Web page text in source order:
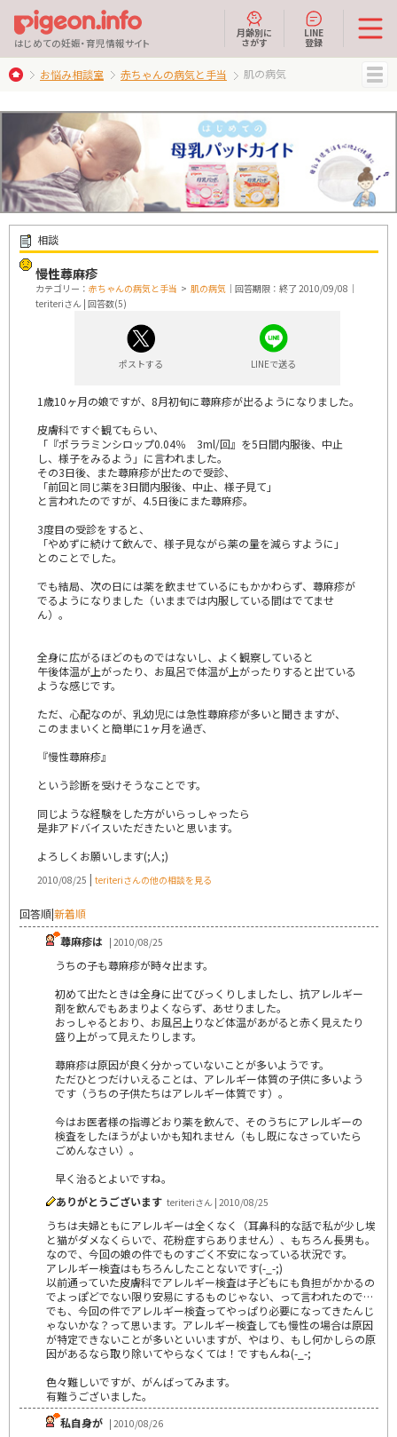
はじめての妊娠・育児情報サイト
月齢別に
さがす
LINE
登録
お悩み相談室 赤ちゃんの病気と手当 肌の病気
相談
慢性蕁麻疹
カテゴリー： 赤ちゃんの病気と手当 > 肌の病気 ｜回答期限：終了 2010/09/08｜
teriteriさん | 回答数(5)
ポストする LINEで送る
1歳10ヶ月の娘ですが、8月初旬に蕁麻疹が出るようになりました。
皮膚科ですぐ観てもらい、
「『ポララミンシロップ0.04％ 3ml/回』を5日間内服後、中止
し、様子をみるよう」に言われました。
その3日後、また蕁麻疹が出たので受診、
「前回と同じ薬を3日間内服後、中止、様子見て」
と言われたのですが、4.5日後にまた蕁麻疹。
3度目の受診をすると、
「やめずに続けて飲んで、様子見ながら薬の量を減らすように」
とのことでした。
でも結局、次の日には薬を飲ませているにもかかわらず、蕁麻疹が
でるようになりました（いままでは内服している間はでてませ
ん）。
全身に広がるほどのものではないし、よく観察していると
午後体温が上がったり、お風呂で体温が上がったりすると出ている
ような感じです。
ただ、心配なのが、乳幼児には急性蕁麻疹が多いと聞きますが、
このままいくと簡単に1ヶ月を過ぎ、
『慢性蕁麻疹』
という診断を受けそうなことです。
同じような経験をした方がいらっしゃったら
是非アドバイスいただきたいと思います。
よろしくお願いします(;人;)
2010/08/25 | teriteriさんの他の相談を見る
回答順|新着順
蕁麻疹は | 2010/08/25
うちの子も蕁麻疹が時々出ます。
初めて出たときは全身に出てびっくりしましたし、抗アレルギー
剤を飲んでもあまりよくならず、あせりました。
おっしゃるとおり、お風呂上りなど体温があがると赤く見えたり
盛り上がって見えたりします。
蕁麻疹は原因が良く分かっていないことが多いようです。
ただひとつだけいえることは、アレルギー体質の子供に多いよう
です（うちの子供たちはアレルギー体質です）。
今はお医者様の指導どおり薬を飲んで、そのうちにアレルギーの
検査をしたほうがよいかも知れません（もし既になさっていたら
ごめんなさい）。
早く治るとよいですね。
ありがとうございます teriteriさん | 2010/08/25
うちは夫婦ともにアレルギーは全くなく（耳鼻科的な話で私が少し埃
と猫がダメなくらいで、花粉症すらありません）、もちろん長男も。
なので、今回の娘の件でものすごく不安になっている状況です。
アレルギー検査はもちろんしたことないです(-_-;)
以前通っていた皮膚科でアレルギー検査は子どもにも負担がかかるの
でよっぽどでない限り安易にするものじゃない、って言われたので…
でも、今回の件でアレルギー検査ってやっぱり必要になってきたんじ
ゃないかな？って思います。アレルギー検査しても慢性の場合は原因
が特定できないことが多いといいますが、やはり、もし何かしらの原
因があるなら取り除いてやらなくては！ですもんね(-_-;
色々難しいですが、がんばってみます。
有難うございました。
私自身が | 2010/08/26